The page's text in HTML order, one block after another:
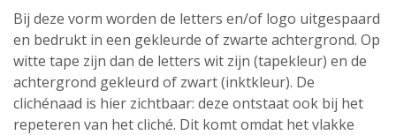
Bij deze vorm worden de letters en/of logo uitgespaard
en bedrukt in een gekleurde of zwarte achtergrond. Op
witte tape zijn dan de letters wit zijn (tapekleur) en de
achtergrond gekleurd of zwart (inktkleur). De
clichénaad is hier zichtbaar: deze ontstaat ook bij het
repeteren van het cliché. Dit komt omdat het vlakke